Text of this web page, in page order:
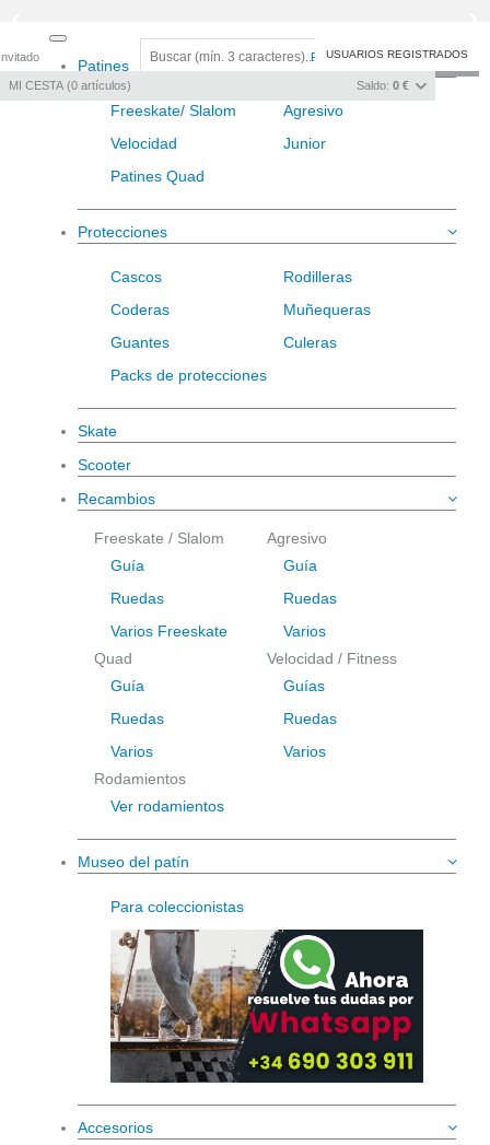
Registro/Iniciar sesión
MI CESTA 0 artículos Saldo: 0 €
USUARIOS REGISTRADOS
navigation
Patines
Freeskate/ Slalom
Agresivo
Velocidad
Junior
Patines Quad
Protecciones
Cascos
Rodilleras
Coderas
Muñequeras
Guantes
Culeras
Packs de protecciones
Skate
Scooter
Recambios
Freeskate / Slalom
Guía
Ruedas
Varios Freeskate
Agresivo
Guía
Ruedas
Varios
Quad
Guía
Ruedas
Varios
Velocidad / Fitness
Guías
Ruedas
Varios
Rodamientos
Ver rodamientos
Museo del patín
Para coleccionistas
Accesorios